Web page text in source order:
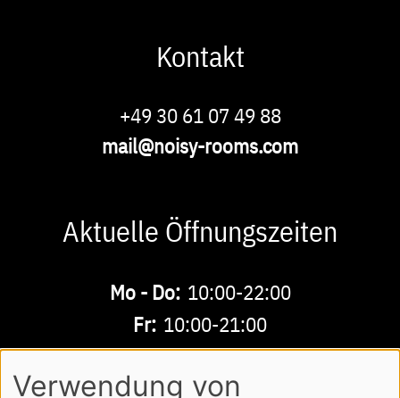
Kontakt
+49 30 61 07 49 88
mail@noisy-rooms.com
Aktuelle Öffnungszeiten
Mo - Do: 10:00-22:00
Fr: 10:00-21:00
Sa - So:10:00-18:00
Verwendung von